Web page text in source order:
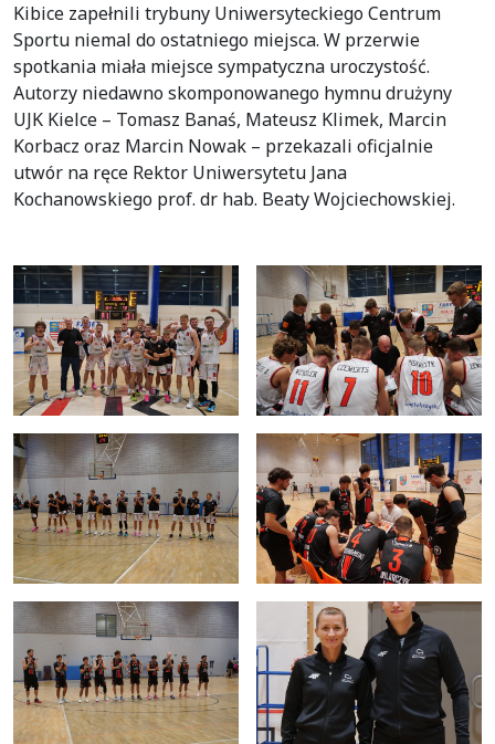
Kibice zapełnili trybuny Uniwersyteckiego Centrum
Sportu niemal do ostatniego miejsca. W przerwie
spotkania miała miejsce sympatyczna uroczystość.
Autorzy niedawno skomponowanego hymnu drużyny
UJK Kielce – Tomasz Banaś, Mateusz Klimek, Marcin
Korbacz oraz Marcin Nowak – przekazali oficjalnie
utwór na ręce Rektor Uniwersytetu Jana
Kochanowskiego prof. dr hab. Beaty Wojciechowskiej.